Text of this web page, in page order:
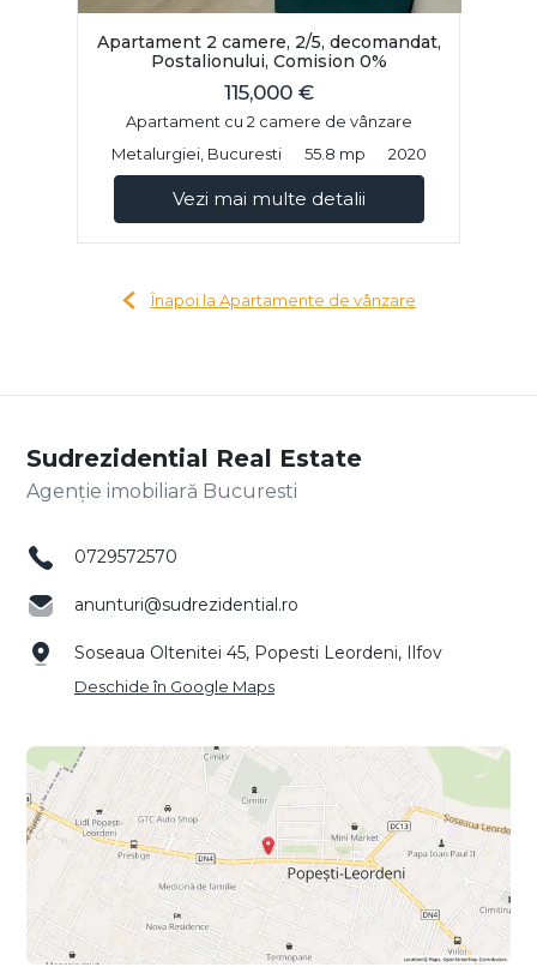
Apartament 2 camere, 2/5, decomandat,
Postalionului, Comision 0%
115,000 €
Apartament cu 2 camere de vânzare
Metalurgiei, Bucuresti
55.8 mp 2020
Vezi mai multe detalii
Înapoi la Apartamente de vânzare
Sudrezidential Real Estate
Agenție imobiliară Bucuresti
0729572570
anunturi@sudrezidential.ro
Soseaua Oltenitei 45, Popesti Leordeni, Ilfov
Deschide în Google Maps